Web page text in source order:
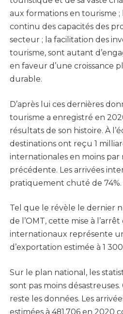
aux formations en tourisme
continu des capacités des
secteur ; la facilitation des
tourisme, sont autant
en faveur d’une croissance
durable.
D’après lui ces dernières
tourisme a enregistré en
résultats de son histoire. À
destinations ont reçu 1
internationales en moins par
précédente. Les arrivées
pratiquement chuté de 74%.
Tel que le révèle le dernier
de l’OMT, cette mise à
internationaux représente
d’exportation estimée à 1
Sur le plan national, les
sont pas moins
reste les données. Les
estimées à 481.706 en 2020